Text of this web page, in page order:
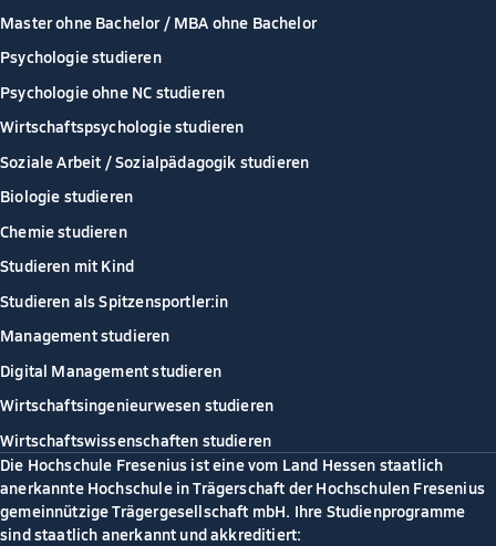
Master ohne Bachelor / MBA ohne Bachelor
Psychologie studieren
Psychologie ohne NC studieren
Wirtschaftspsychologie studieren
Soziale Arbeit / Sozialpädagogik studieren
Biologie studieren
Chemie studieren
Studieren mit Kind
Studieren als Spitzensportler:in
Management studieren
Digital Management studieren
Wirtschaftsingenieurwesen studieren
Wirtschaftswissenschaften studieren
Die Hochschule Fresenius ist eine vom Land Hessen staatlich
anerkannte Hochschule in Trägerschaft der Hochschulen Fresenius
gemeinnützige Trägergesellschaft mbH. Ihre Studienprogramme
sind staatlich anerkannt und akkreditiert: